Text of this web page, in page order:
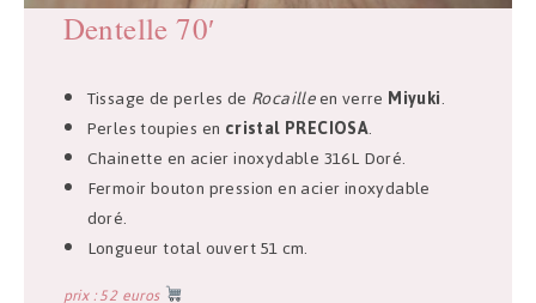
Dentelle 70′
Tissage de perles de Rocailleen verre Miyuki.
Perles toupies en cristal PRECIOSA.
Chainette en acier inoxydable 316L Doré.
Fermoir bouton pression en acier inoxydable
doré.
Longueur total ouvert 51 cm.
prix : 52 euros